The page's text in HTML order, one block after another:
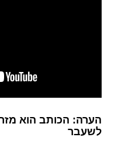
הערה: הכותב הוא
לשעבר